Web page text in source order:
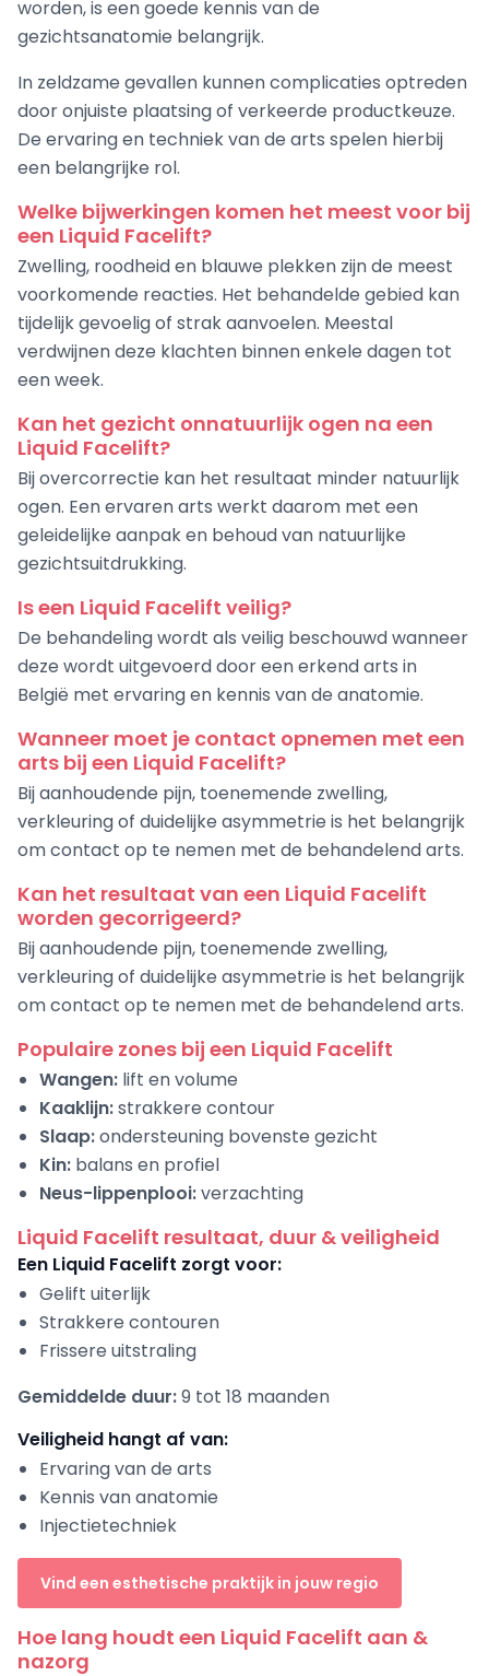
worden, is een goede kennis van de
gezichtsanatomie belangrijk.
In zeldzame gevallen kunnen complicaties optreden
door onjuiste plaatsing of verkeerde productkeuze.
De ervaring en techniek van de arts spelen hierbij
een belangrijke rol.
Welke bijwerkingen komen het meest voor bij
een Liquid Facelift?
Zwelling, roodheid en blauwe plekken zijn de meest
voorkomende reacties. Het behandelde gebied kan
tijdelijk gevoelig of strak aanvoelen. Meestal
verdwijnen deze klachten binnen enkele dagen tot
een week.
Kan het gezicht onnatuurlijk ogen na een
Liquid Facelift?
Bij overcorrectie kan het resultaat minder natuurlijk
ogen. Een ervaren arts werkt daarom met een
geleidelijke aanpak en behoud van natuurlijke
gezichtsuitdrukking.
Is een Liquid Facelift veilig?
De behandeling wordt als veilig beschouwd wanneer
deze wordt uitgevoerd door een erkend arts in
België met ervaring en kennis van de anatomie.
Wanneer moet je contact opnemen met een
arts bij een Liquid Facelift?
Bij aanhoudende pijn, toenemende zwelling,
verkleuring of duidelijke asymmetrie is het belangrijk
om contact op te nemen met de behandelend arts.
Kan het resultaat van een Liquid Facelift
worden gecorrigeerd?
Bij aanhoudende pijn, toenemende zwelling,
verkleuring of duidelijke asymmetrie is het belangrijk
om contact op te nemen met de behandelend arts.
Populaire zones bij een Liquid Facelift
Wangen: lift en volume
Kaaklijn:strakkere contour
Slaap:ondersteuning bovenste gezicht
Kin: balans en profiel
Neus-lippenplooi:verzachting
Liquid Facelift resultaat, duur & veiligheid
Een Liquid Facelift zorgt voor:
Gelift uiterlijk
Strakkere contouren
Frissere uitstraling
Gemiddelde duur:9 tot 18 maanden
Veiligheid hangt af van:
Ervaring van de arts
Kennis van anatomie
Injectietechniek
Vind een esthetische praktijk in jouw regio
Hoe lang houdt een Liquid Facelift aan &
nazorg